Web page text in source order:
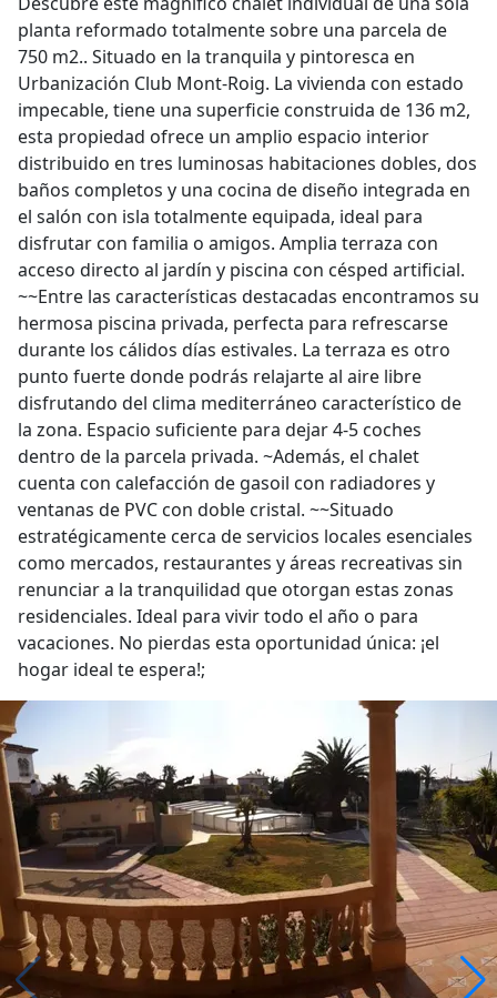
planta reformado totalmente sobre una parcela de
750 m2.. Situado en la tranquila y pintoresca en
Urbanización Club Mont-Roig. La vivienda con estado
impecable, tiene una superficie construida de 136 m2,
esta propiedad ofrece un amplio espacio interior
distribuido en tres luminosas habitaciones dobles, dos
baños completos y una cocina de diseño integrada en
el salón con isla totalmente equipada, ideal para
disfrutar con familia o amigos. Amplia terraza con
acceso directo al jardín y piscina con césped artificial.
~~Entre las características destacadas encontramos su
hermosa piscina privada, perfecta para refrescarse
durante los cálidos días estivales. La terraza es otro
punto fuerte donde podrás relajarte al aire libre
disfrutando del clima mediterráneo característico de
la zona. Espacio suficiente para dejar 4-5 coches
dentro de la parcela privada. ~Además, el chalet
cuenta con calefacción de gasoil con radiadores y
ventanas de PVC con doble cristal. ~~Situado
estratégicamente cerca de servicios locales esenciales
como mercados, restaurantes y áreas recreativas sin
renunciar a la tranquilidad que otorgan estas zonas
residenciales. Ideal para vivir todo el año o para
vacaciones. No pierdas esta oportunidad única: ¡el
hogar ideal te espera!;